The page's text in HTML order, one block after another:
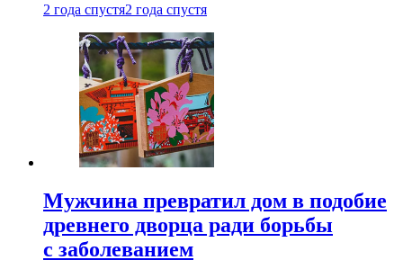
2 года спустя2 года спустя
Мужчина превратил дом в подобие
древнего дворца ради борьбы
с заболеванием